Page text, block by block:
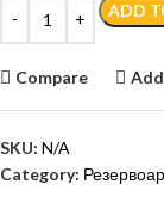
ADD
Compare
SKU: N/A
Category: